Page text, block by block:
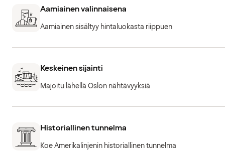
Aamiainen valinnaisena
Aamiainen sisältyy hintaluokasta riippuen
Keskeinen sijainti
Majoitu lähellä Oslon nähtävyyksiä
Historiallinen tunnelma
Koe Amerikalinjenin historiallinen tunnelma